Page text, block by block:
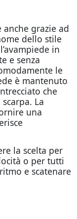
anche grazie ad
dello stile
in
e senza
le
è mantenuto
che
La
una
la scelta per
o per tutti
e scatenare